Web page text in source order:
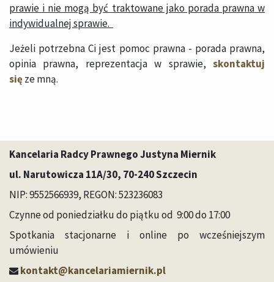
prawie i nie mogą być traktowane jako porada prawna w
indywidualnej sprawie.
Jeżeli potrzebna Ci jest pomoc prawna - porada prawna,
opinia prawna, reprezentacja w sprawie, skontaktuj
sięze mną.
Kancelaria Radcy Prawnego Justyna Miernik
ul. Narutowicza 11A/30, 70-240 Szczecin
NIP: 9552566939, REGON: 523236083
Czynne od poniedziałku do piątku od 9:00 do 17:00
Spotkania stacjonarne i online po wcześniejszym
umówieniu
kontakt@kancelariamiernik.pl